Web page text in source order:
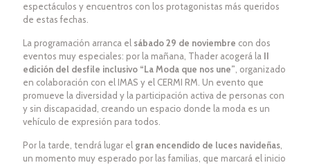
espectáculos y encuentros con los protagonistas más queridos
de estas fechas.
La programación arranca el sábado 29 de noviembre con dos
eventos muy especiales: por la mañana, Thader acogerá la II
edición del desfile inclusivo “La Moda que nos une” , organizado
en colaboración con el IMAS y el CERMI RM. Un evento que
promueve la diversidad y la participación activa de personas con
y sin discapacidad, creando un espacio donde la moda es un
vehículo de expresión para todos.
Por la tarde, tendrá lugar el gran encendido de luces navideñas
un momento muy esperado por las familias, que marcará el inicio